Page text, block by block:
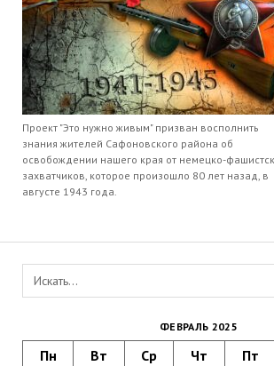
Проект "Это нужно живым" призван восполнить
знания жителей Сафоновского района об
освобождении нашего края от немецко-
захватчиков, которое произошло 80 лет назад, в
августе 1943 года.
ФЕВРАЛЬ 2025
Пн Вт Ср Чт Пт